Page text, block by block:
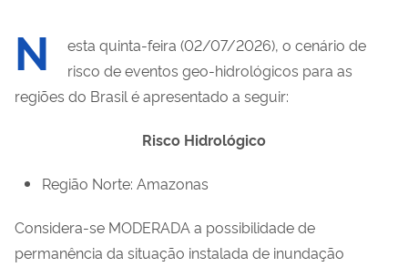
N
esta quinta-feira (02/07/2026), o cenário de
risco de eventos geo-hidrológicos para as
regiões do Brasil é apresentado a seguir:
Risco Hidrológico
Região Norte: Amazonas
Considera-se MODERADA a possibilidade de
permanência da situação instalada de inundação